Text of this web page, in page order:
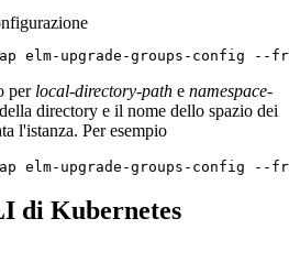
elm-upgrade-groups-config --
per local-directory-path e namespace-
directory e il nome dello spazio dei
l'istanza. Per esempio
elm-upgrade-groups-config --
di Kubernetes